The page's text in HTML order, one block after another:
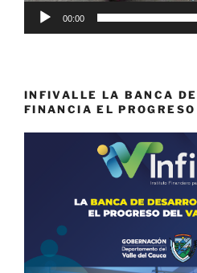
00:00
INFIVALLE LA BANCA DE
FINANCIA EL